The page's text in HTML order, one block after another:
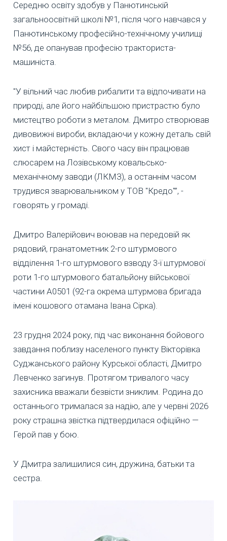
Середню освіту здобув у Панютинській
загальноосвітній школі №1, після чого навчався у
Панютинському професійно-технічному училищі
№56, де опанував професію тракториста-
машиніста.
"У вільний час любив рибалити та відпочивати на
природі, але його найбільшою пристрастю було
мистецтво роботи з металом. Дмитро створював
дивовижні вироби, вкладаючи у кожну деталь свій
хист і майстерність. Свого часу він працював
слюсарем на Лозівському ковальсько-
механічному заводи (ЛКМЗ), а останнім часом
трудився зварювальником у ТОВ "Кредо"”, -
говорять у громаді.
Дмитро Валерійович воював на передовій як
рядовий, гранатометник 2-го штурмового
відділення 1-го штурмового взводу 3-ї штурмової
роти 1-го штурмового батальйону військової
частини А0501 (92-га окрема штурмова бригада
імені кошового отамана Івана Сірка).
23 грудня 2024 року, під час виконання бойового
завдання поблизу населеного пункту Вікторівка
Суджанського району Курської області, Дмитро
Левченко загинув. Протягом тривалого часу
захисника вважали безвісти зниклим. Родина до
останнього трималася за надію, але у червні 2026
року страшна звістка підтвердилася офіційно —
Герой пав у бою.
У Дмитра залишилися син, дружина, батьки та
сестра.